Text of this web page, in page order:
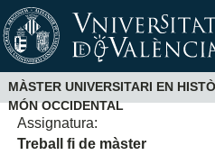
MÀSTER UNIVERSITARI EN
MÓN OCCIDENTAL
Assignatura:
Treball fi de màster